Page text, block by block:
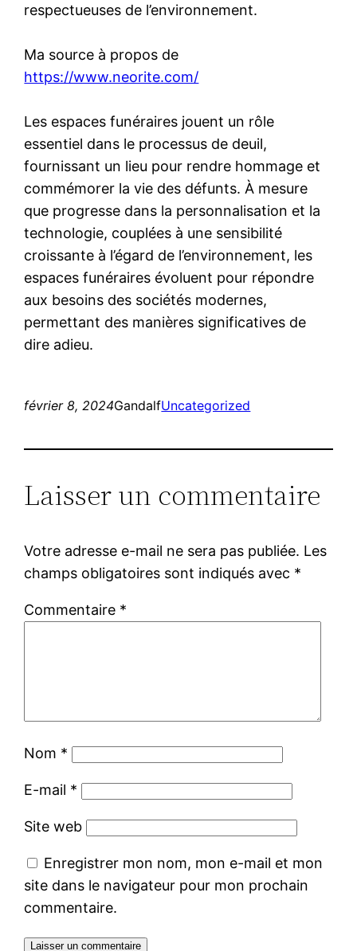
respectueuses de l’environnement.
Ma source à propos de
https://www.neorite.com/
Les espaces funéraires jouent un rôle
essentiel dans le processus de deuil,
fournissant un lieu pour rendre hommage et
commémorer la vie des défunts. À mesure
que progresse dans la personnalisation et la
technologie, couplées à une sensibilité
croissante à l’égard de l’environnement, les
espaces funéraires évoluent pour répondre
aux besoins des sociétés modernes,
permettant des manières significatives de
dire adieu.
février 8, 2024GandalfUncategorized
Laisser un commentaire
Votre adresse e-mail ne sera pas publiée. Les
champs obligatoires sont indiqués avec *
Commentaire *
Nom *
E-mail *
Site web
Enregistrer mon nom, mon e-mail et mon
site dans le navigateur pour mon prochain
commentaire.